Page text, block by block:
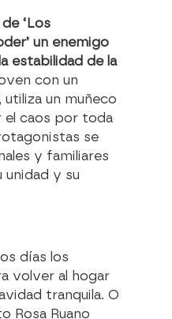
‘Los
un enemigo
estabilidad de la
con un
un muñeco
el caos por toda
se
y familiares
unidad y su
días los
volver al hogar
tranquila. O
Rosa Ruano